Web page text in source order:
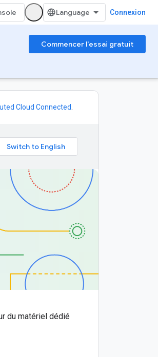
Connexion
Commencer l'essai gratuit
Cloud Connected
du matériel dédié